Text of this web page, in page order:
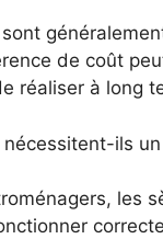
de coût
réaliser à long
ils
les